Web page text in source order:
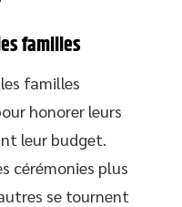
familles
familles
honorer leurs
leur budget.
cérémonies plus
se tournent